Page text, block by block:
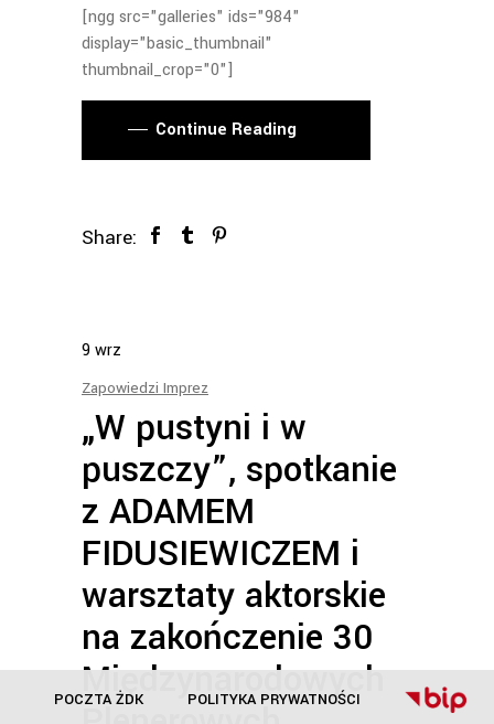
POLITYKA PRYWATNOŚCI
POCZTA ŻDK
[ngg src="galleries" ids="984"
display="basic_thumbnail"
thumbnail_crop="0"]
Continue Reading
Share:
9wrz
Zapowiedzi Imprez
„W pustyni i w
puszczy”, spotkanie
z ADAMEM
FIDUSIEWICZEM i
warsztaty aktorskie
na zakończenie 30
Międzynarodowych